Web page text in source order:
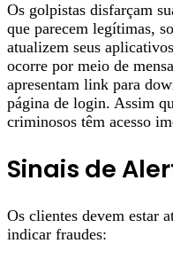
Os golpistas disfarçam
que parecem legítimas,
atualizem seus
ocorre por meio de
apresentam link para
página de login. Assim
criminosos têm acesso
Sinais de
Os clientes devem estar
indicar fraudes: